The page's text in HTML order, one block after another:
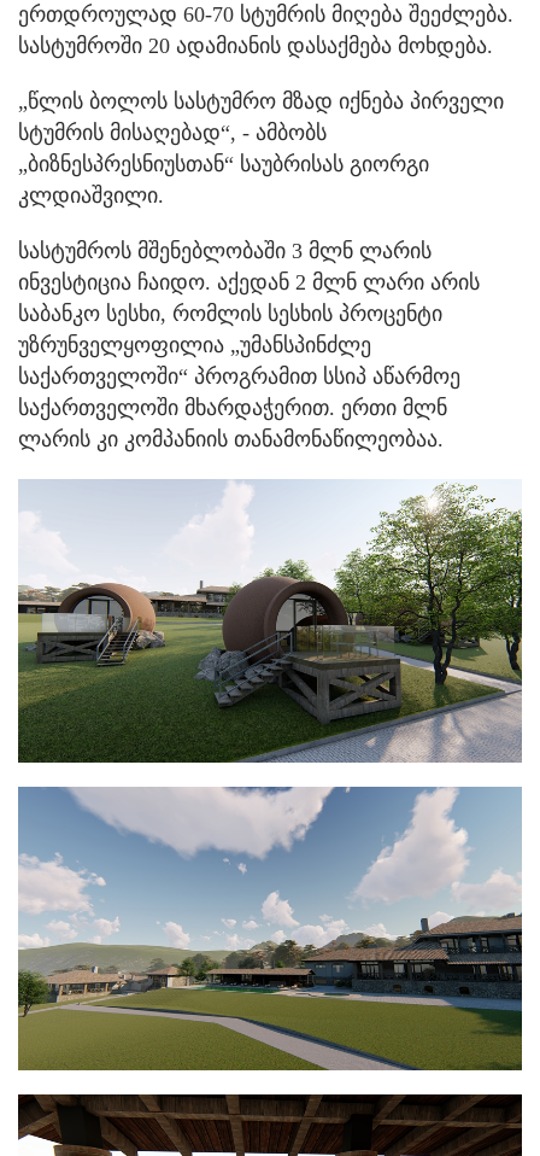
ერთდროულად 60-70 სტუმრის მიღება შეეძლება.
სასტუმროში 20 ადამიანის დასაქმება მოხდება.
„წლის ბოლოს სასტუმრო მზად იქნება პირველი
სტუმრის მისაღებად“, - ამბობს
„ბიზნესპრესნიუსთან“ საუბრისას გიორგი
კლდიაშვილი.
სასტუმროს მშენებლობაში 3 მლნ ლარის
ინვესტიცია ჩაიდო. აქედან 2 მლნ ლარი არის
საბანკო სესხი, რომლის სესხის პროცენტი
უზრუნველყოფილია „უმანსპინძლე
საქართველოში“ პროგრამით სსიპ აწარმოე
საქართველოში მხარდაჭერით. ერთი მლნ
ლარის კი კომპანიის თანამონაწილეობაა.